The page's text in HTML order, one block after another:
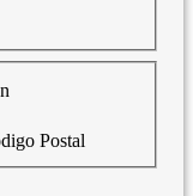
Postal